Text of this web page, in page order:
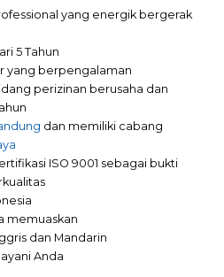
yang energik bergerak
5 Tahun
yang berpengalaman
perizinan berusaha dan
dan memiliki cabang
ISO 9001 sebagai bukti
memuaskan
dan Mandarin
Anda